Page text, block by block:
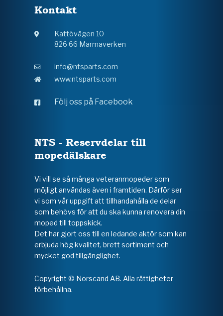
Kontakt
Kattövägen 10
826 66 Marmaverken
info@ntsparts.com
www.ntsparts.com
Följ oss på Facebook
NTS - Reservdelar till
mopedälskare
Vi vill se så många veteranmopeder som
möjligt användas även i framtiden. Därför ser
vi som vår uppgift att tillhandahålla de delar
som behövs för att du ska kunna renovera din
moped till toppskick.
Det har gjort oss till en ledande aktör som kan
erbjuda hög kvalitet, brett sortiment och
mycket god tillgänglighet.
Copyright © Norscand AB. Alla rättigheter
förbehållna.